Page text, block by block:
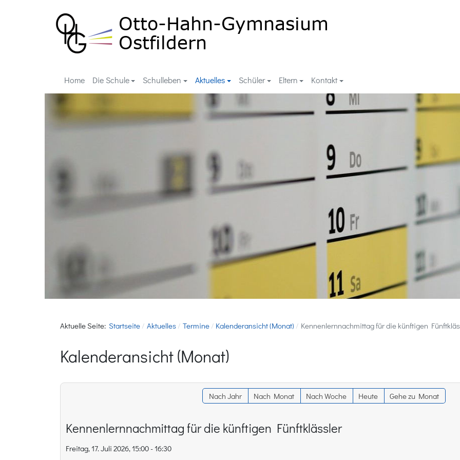
Home Die Schule Schulleben Aktuelles Schüler Eltern Kontakt
Aktuelle Seite: Startseite Aktuelles Termine Kalenderansicht (Monat) Kennenlernnachmittag für die künftigen
Kalenderansicht (Monat)
Nach Jahr Nach Monat Nach Woche Heute Gehe zu Monat
Kennenlernnachmittag für die künftigen Fünftklässler
Freitag, 17. Juli 2026, 15:00 - 16:30